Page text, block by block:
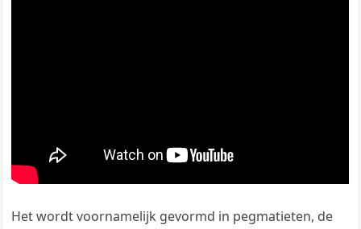
Het wordt voornamelijk gevormd in pegmatieten, de